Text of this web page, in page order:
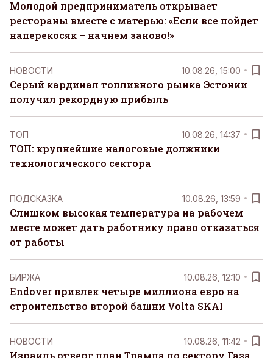
Молодой предприниматель открывает
рестораны вместе с матерью: «Если все пойдет
наперекосяк – начнем заново!»
НОВОСТИ 10.08.26, 15:00
Серый кардинал топливного рынка Эстонии
получил рекордную прибыль
ТОП 10.08.26, 14:37
ТОП: крупнейшие налоговые должники
технологического сектора
ПОДСКАЗКА 10.08.26, 13:59
Слишком высокая температура на рабочем
месте может дать работнику право отказаться
от работы
БИРЖА 10.08.26, 12:10
Endover привлек четыре миллиона евро на
строительство второй башни Volta SKAI
НОВОСТИ 10.08.26, 11:42
Израиль отверг план Трампа по сектору Газа